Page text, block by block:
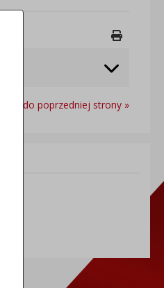
Drukuj
do poprzedniej strony »